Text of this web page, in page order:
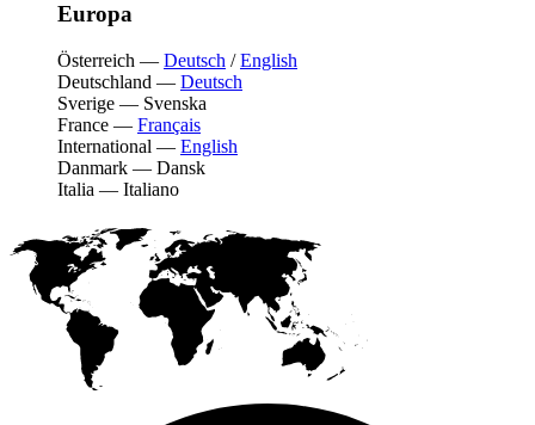
Europa
Österreich — Deutsch /English
Deutschland — Deutsch
Sverige — Svenska
France — Français
International — English
Danmark — Dansk
Italia — Italiano